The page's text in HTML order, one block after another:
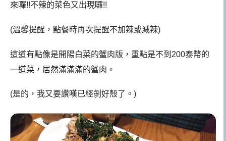
來囉!!不辣的菜色又出現囉!!
(溫馨提醒，點餐時再次提醒不加辣或減辣)
這道有點像是開陽白菜的蟹肉版，重點是不到200泰幣的
一道菜，居然滿滿滿的蟹肉。
(是的，我又要讚嘆已經剝好殼了。)